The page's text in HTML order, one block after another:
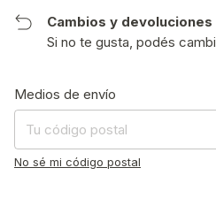
Cambios y devoluciones
Si no te gusta, podés
Entregas para el CP:
Medios de envío
No sé mi código postal